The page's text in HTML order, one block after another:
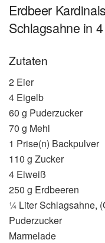
Erdbeer
Schlagsahne in
Zutaten
2 Eier
4 Eigelb
60 g Puderzucker
70 g Mehl
1 Prise(n) Backpulver
110 g Zucker
4 Eiweiß
250 g Erdbeeren
¼ Liter Schlagsahne,
Puderzucker
Marmelade